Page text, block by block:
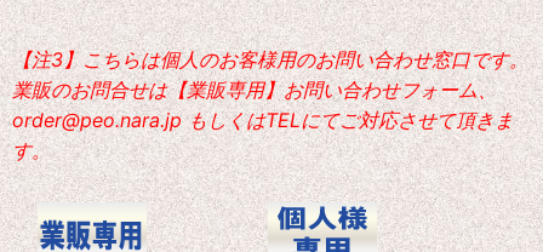
【注3】こちらは個人のお客様用のお問い合わせ窓口です。
業販のお問合せは【業販専用】お問い合わせフォーム、
order@peo.nara.jp もしくはTELにてご対応させて頂きま
す。